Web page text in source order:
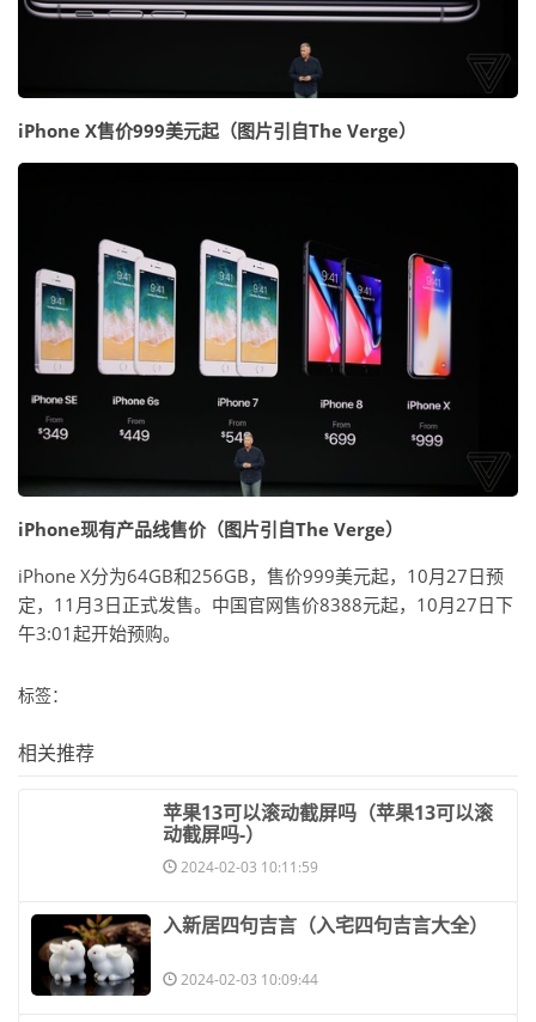
iPhone X售价999美元起（图片引自The Verge）
iPhone现有产品线售价（图片引自The Verge）
iPhone X分为64GB和256GB，售价999美元起，10月27日预
定，11月3日正式发售。中国官网售价8388元起，10月27日下
午3:01起开始预购。
标签：
相关推荐
​苹果13可以滚动截屏吗（苹果13可以滚
动截屏吗-）
2024-02-03 10:11:59
​入新居四句吉言（入宅四句吉言大全）
2024-02-03 10:09:44